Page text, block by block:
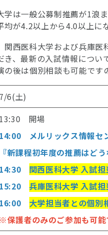
学は一般公募制推薦が1浪
均が4.2以上から4.0以上に
関西医科大学および兵庫
き、最新の入試情報につい
の後は個別相談も可能です
7/6(土)
13:30 開場
14:00 メルリックス情報セ
『新課程初年度の推薦はどう
14:30 関西医科大学 入試
15:20 兵庫医科大学 入試
16:00
大学担当者との個別
※保護者のみのご参加も可